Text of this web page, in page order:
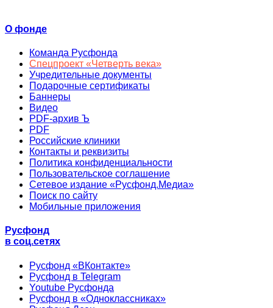
О фонде
Команда Русфонда
Спецпроект «Четверть века»
Учредительные документы
Подарочные сертификаты
Баннеры
Видео
PDF-архив Ъ
PDF
Российские клиники
Контакты и реквизиты
Политика конфиденциальности
Пользовательское соглашение
Сетевое издание «Русфонд.Медиа»
Поиск по сайту
Мобильные приложения
Русфонд
в соц.сетях
Русфонд «ВКонтакте»
Русфонд в Telegram
Youtube Русфонда
Русфонд в «Одноклассниках»